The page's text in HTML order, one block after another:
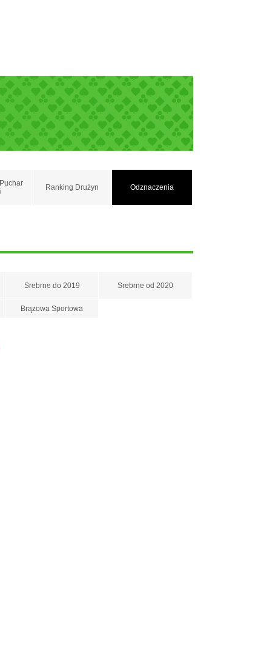
Ranking Drużyn Odznaczenia
Srebrne do 2019 Srebrne od 2020
Brązowa Sportowa